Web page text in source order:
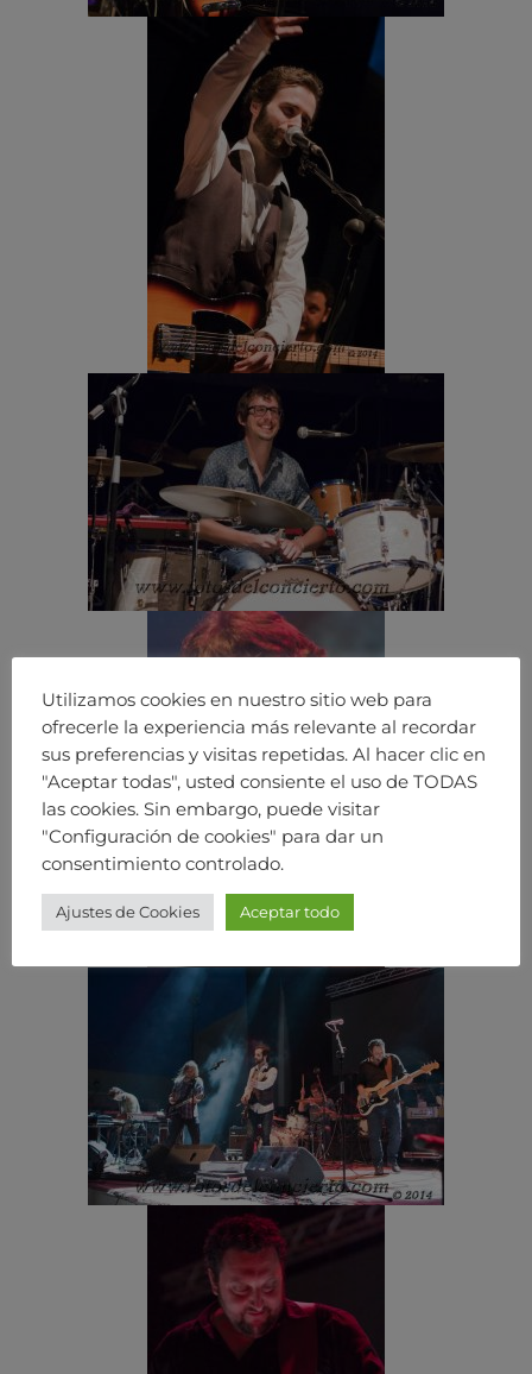
Utilizamos cookies en nuestro sitio web para
ofrecerle la experiencia más relevante al recordar
sus preferencias y visitas repetidas. Al hacer clic en
"Aceptar todas", usted consiente el uso de TODAS
las cookies. Sin embargo, puede visitar
"Configuración de cookies" para dar un
consentimiento controlado.
Ajustes de Cookies Aceptar todo